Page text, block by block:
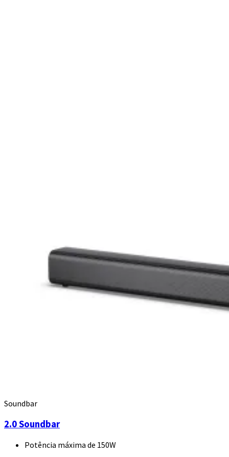
Soundbar
2.0 Soundbar
Potência máxima de 150W